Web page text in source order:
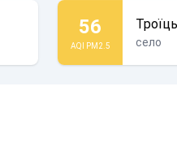
56
AQI PM2.5 село